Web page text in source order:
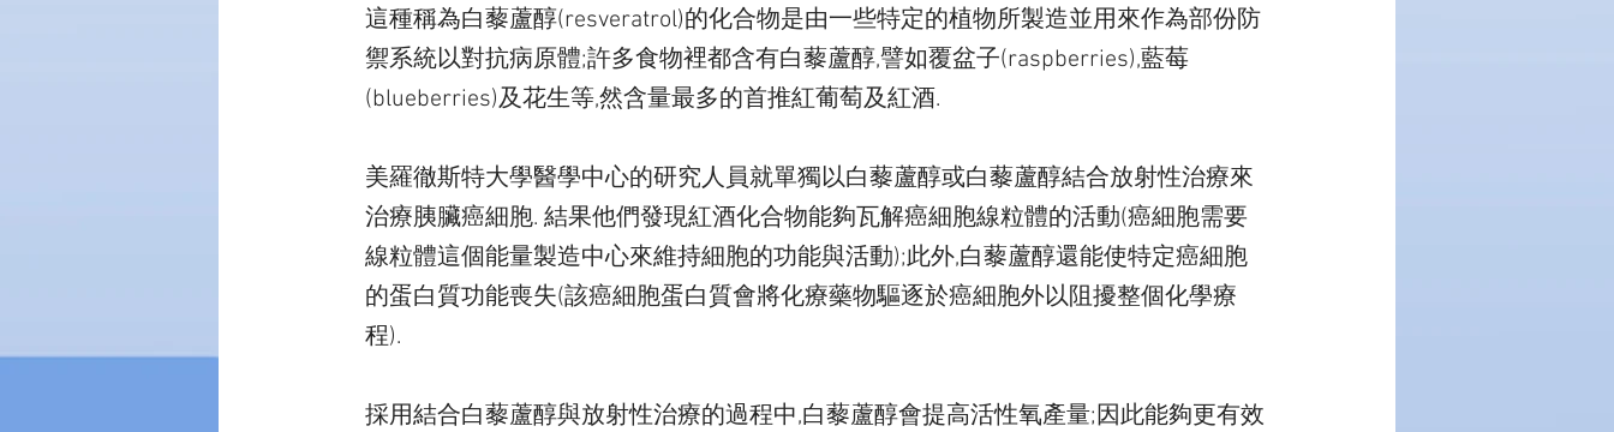
這種稱為白藜蘆醇(resveratrol)的化合物是由一些特定的植物所製造並用來作為部份防
禦系統以對抗病原體;許多食物裡都含有白藜蘆醇,譬如覆盆子(raspberries),藍莓
(blueberries)及花生等,然含量最多的首推紅葡萄及紅酒.
美羅徹斯特大學醫學中心的研究人員就單獨以白藜蘆醇或白藜蘆醇結合放射性治療來
治療胰臟癌細胞. 結果他們發現紅酒化合物能夠瓦解癌細胞線粒體的活動(癌細胞需要
線粒體這個能量製造中心來維持細胞的功能與活動);此外,白藜蘆醇還能使特定癌細胞
的蛋白質功能喪失(該癌細胞蛋白質會將化療藥物驅逐於癌細胞外以阻擾整個化學療
程).
採用結合白藜蘆醇與放射性治療的過程中,白藜蘆醇會提高活性氧產量;因此能夠更有效